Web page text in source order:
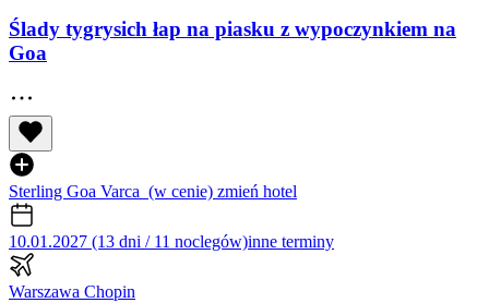
Ślady tygrysich łap na piasku z wypoczynkiem na
Goa
Sterling Goa Varca (w cenie) zmień hotel
10.01.2027 (13 dni / 11 noclegów)inne terminy
Warszawa Chopin